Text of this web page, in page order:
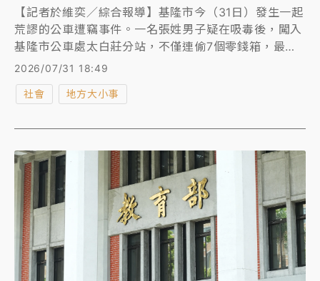
【記者於維奕／綜合報導】基隆市今（31日）發生一起
荒謬的公車遭竊事件。一名張姓男子疑在吸毒後，闖入
基隆市公車處太白莊分站，不僅連偷7個零錢箱，最後
竟開走一輛公車。受此事件影響，行經該站的 301、
302 及 303 路線一度配合採證全數停駛。 警方接報後
迅速攔截逮人，並在車內搜出毒品煙彈，全案已依法移
2026/07/31 18:49
社會 地方大小事